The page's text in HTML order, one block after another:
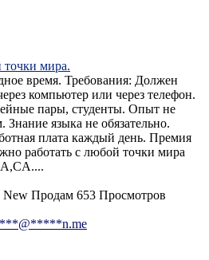
точки мира.
время. Требования: Должен
компьютер или через телефон.
пары, студенты. Опыт не
Знание языка не обязательно.
плата каждый день. Премия
работать с любой точки мира
New Продам 653 Просмотров